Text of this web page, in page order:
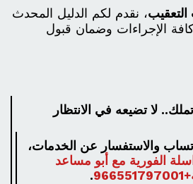
، نقدم لكم الدليل المحدث
كافة الإجراءات وضمان قبول
لا تضيعه في الانتظار
والاستفسار عن الخدمات،
الفورية مع أبو مساعد
.